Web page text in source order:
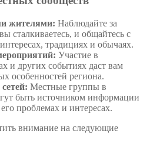
жителями: Наблюдайте за
сталкиваетесь, и общайтесь с
традициях и обычаях.
Участие в
и других событиях даст вам
особенностей региона.
Местные группы в
быть источником информации
проблемах и интересах.
внимание на следующие